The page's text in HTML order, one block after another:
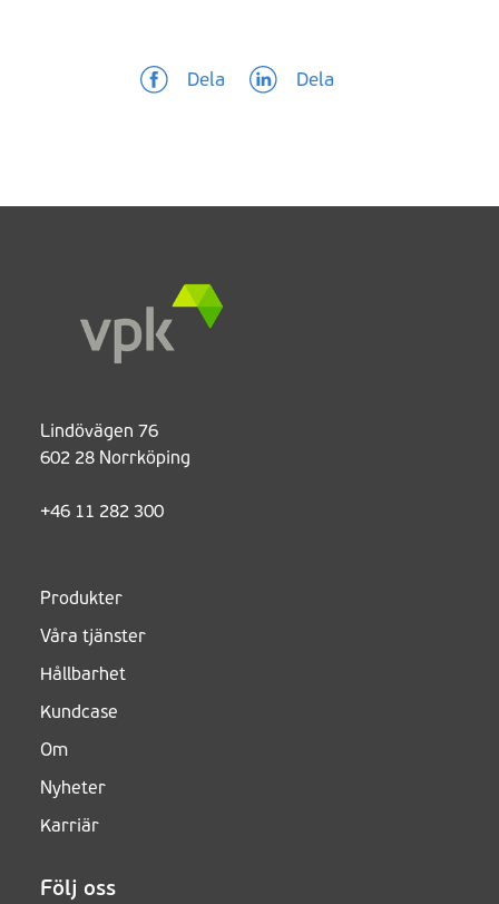
Dela Dela
Lindövägen 76
602 28 Norrköping
+46 11 282 300
Produkter
Våra tjänster
Hållbarhet
Kundcase
Om
Nyheter
Karriär
Följ oss